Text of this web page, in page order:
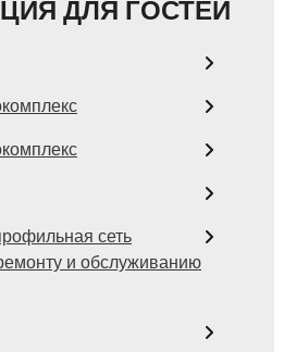
ДЛЯ ГОСТЕЙ
сеть
и обслуживанию